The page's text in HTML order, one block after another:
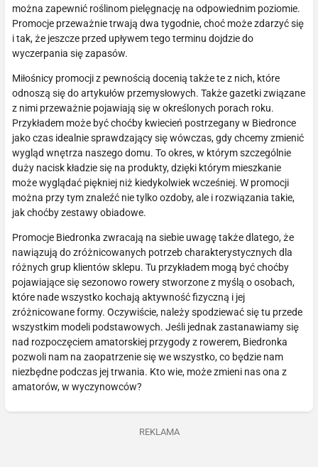
można zapewnić roślinom pielęgnację na odpowiednim poziomie.
Promocje przeważnie trwają dwa tygodnie, choć może zdarzyć się
i tak, że jeszcze przed upływem tego terminu dojdzie do
wyczerpania się zapasów.
Miłośnicy promocji z pewnością docenią także te z nich, które
odnoszą się do artykułów przemysłowych. Także gazetki związane
z nimi przeważnie pojawiają się w określonych porach roku.
Przykładem może być choćby kwiecień postrzegany w Biedronce
jako czas idealnie sprawdzający się wówczas, gdy chcemy zmienić
wygląd wnętrza naszego domu. To okres, w którym szczególnie
duży nacisk kładzie się na produkty, dzięki którym mieszkanie
może wyglądać piękniej niż kiedykolwiek wcześniej. W promocji
można przy tym znaleźć nie tylko ozdoby, ale i rozwiązania takie,
jak choćby zestawy obiadowe.
Promocje Biedronka zwracają na siebie uwagę także dlatego, że
nawiązują do zróżnicowanych potrzeb charakterystycznych dla
różnych grup klientów sklepu. Tu przykładem mogą być choćby
pojawiające się sezonowo rowery stworzone z myślą o osobach,
które nade wszystko kochają aktywność fizyczną i jej
zróżnicowane formy. Oczywiście, należy spodziewać się tu przede
wszystkim modeli podstawowych. Jeśli jednak zastanawiamy się
nad rozpoczęciem amatorskiej przygody z rowerem, Biedronka
pozwoli nam na zaopatrzenie się we wszystko, co będzie nam
niezbędne podczas jej trwania. Kto wie, może zmieni nas ona z
amatorów, w wyczynowców?
REKLAMA